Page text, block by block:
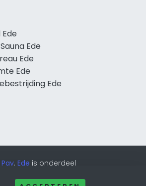
Ede
Ede
Ede
Ede
. Ede is onderdeel